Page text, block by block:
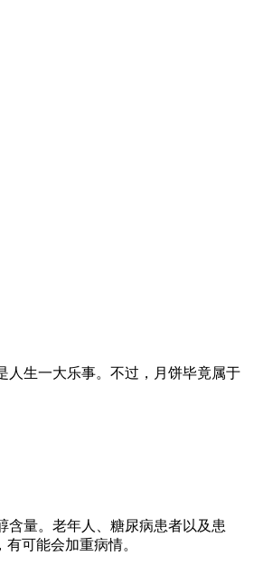
人生一大乐事。不过，月饼毕竟属于
含量。老年人、糖尿病患者以及患
可能会加重病情。